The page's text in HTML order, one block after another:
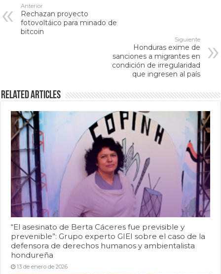
Anterior
Rechazan proyecto
fotovoltáico para minado de
bitcoin
Siguiente
Honduras exime de
sanciones a migrantes en
condición de irregularidad
que ingresen al país
Related Articles
“El asesinato de Berta Cáceres fue previsible y
prevenible”: Grupo experto GIEI sobre el caso de la
defensora de derechos humanos y ambientalista
hondureña
13 de enero de 2026